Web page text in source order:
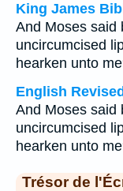
King James
And Moses said
uncircumcised
hearken unto
English
And Moses said
uncircumcised
hearken unto
Trésor de